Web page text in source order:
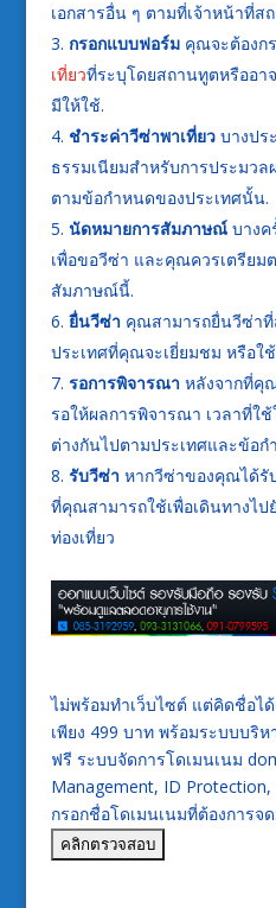
เอกสารอื่น ๆ ตามที่เจ้าหน้าที่ส
กรอกแบบฟอร์มคุณจะต้องก
เที่ยวที่ระบุโดยสถานทูตหรืออา
มีให้ใช้.
ชำระค่าวีซ่าพาเที่ยวบางปร
ธรรมเนียมสำหรับการประมว
ตามข้อกำหนดของประเทศนั้น.
นัดหมายการสัมภาษณ์บางค
เพื่อขอวีซ่า และคุณควรเตรียม
สัมภาษณ์นี้.
ยื่นวีซ่า คุณสามารถยื่นวีซ่า
ประเทศที่คุณจะเยี่ยมชม หรือใ
รอการพิจารณา หลังจากที่คุ
รอให้ผลการพิจารณา เวลาที่ใ
ต่างกันไปตามประเทศและข้อ
รับวีซ่า หากวีซ่าของคุณได้รั
ที่คุณสามารถใช้เพื่อเดินทางไป
ท่องเที่ยว
ไม่พร้อมทำเว็บไซต์ แต่คิดชื่อไ
เพียง 499 บาท พร้อมระบบบริ
ฟรี ระบบจัดการโดเมนเนม
Management, ID Protection,
กรอกชื่อโดเมนเนมที่ต้องการจด: